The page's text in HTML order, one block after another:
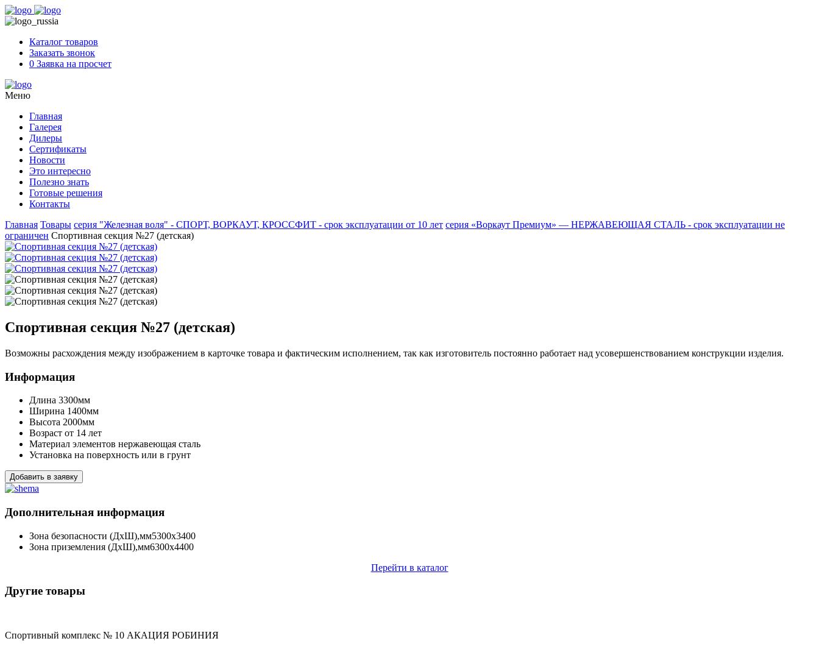
Skip
to
Каталог товаров
Заказать звонок
0 Заявка на просчет
Меню
Главная
Галерея
Дилеры
Сертификаты
Новости
Это интересно
Полезно знать
Готовые решения
Контакты
Главная Товары серия "Железная воля" - СПОРТ, ВОРКАУТ, КРОССФИТ - срок эксплуатации от 10 лет серия «Воркаут Премиум» — НЕРЖАВЕЮЩАЯ СТАЛЬ - срок эксплуатации не
ограничен Спортивная секция №27 (детская)
Спортивная секция №27 (детская)
Возможны расхождения между изображением в карточке товара и фактическим исполнением, так как изготовитель постоянно работает над усовершенствованием конструкции изделия.
Информация
Длина 3300мм
Ширина 1400мм
Высота 2000мм
Возраст от 14 лет
Материал элементов нержавеющая сталь
Установка на поверхность или в грунт
Добавить в заявку
Дополнительная информация
Зона безопасности (ДхШ),мм5300х3400
Зона приземления (ДхШ),мм6300х4400
Перейти в каталог
Другие товары
Спортивный комплекс № 10 АКАЦИЯ РОБИНИЯ